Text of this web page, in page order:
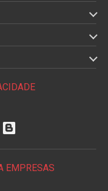
EMPRESAS